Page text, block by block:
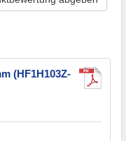
(HF1H103Z-